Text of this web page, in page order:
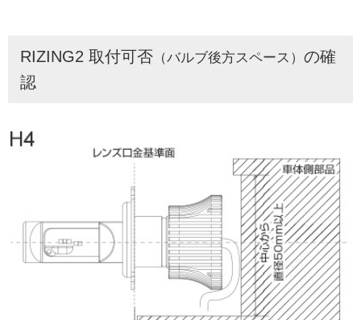
RIZING2 取付可否 （バルブ後方スペース） の確
認